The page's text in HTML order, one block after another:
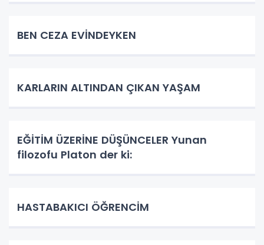
BEN CEZA EVİNDEYKEN
KARLARIN ALTINDAN ÇIKAN YAŞAM
EĞİTİM ÜZERİNE DÜŞÜNCELER Yunan
filozofu Platon der ki:
HASTABAKICI ÖĞRENCİM